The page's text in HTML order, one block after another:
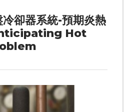
卻器系統-預期炎熱
Hot